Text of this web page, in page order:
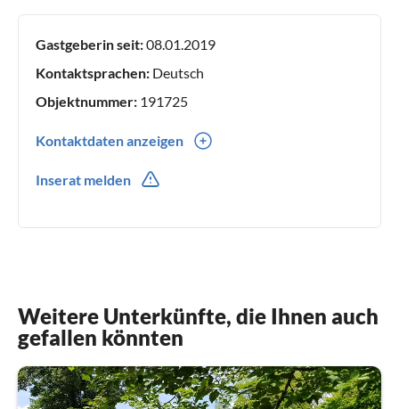
Gastgeberin seit:08.01.2019
Kontaktsprachen: Deutsch
Objektnummer: 191725
Kontaktdaten anzeigen
Inserat melden
Weitere Unterkünfte, die Ihnen auch
gefallen könnten